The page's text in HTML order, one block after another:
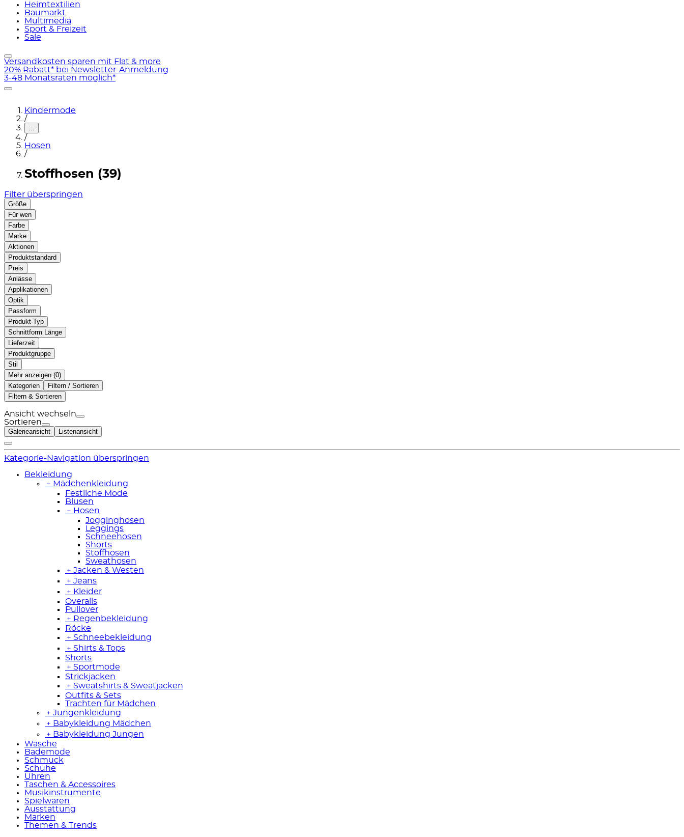
Heimtextilien
Baumarkt
Multimedia
Sport & Freizeit
Sale
Versandkosten sparen mit Flat & more
20% Rabatt* bei Newsletter-Anmeldung
3-48 Monatsraten möglich*
Kindermode
/
...
/
Hosen
/
Stoffhosen (39)
Filter überspringen
Größe
Für wen
Farbe
Marke
Aktionen
Produktstandard
Preis
Anlässe
Applikationen
Optik
Passform
Produkt-Typ
Schnittform Länge
Lieferzeit
Produktgruppe
Stil
Mehr anzeigen ( )
Kategorien
Filtern / Sortieren
Filtern & Sortieren
Ansicht wechseln
Sortieren
Galerieansicht Listenansicht
Kategorie-Navigation überspringen
Bekleidung
﹣ Mädchenkleidung
Festliche Mode
Blusen
﹣ Hosen
Jogginghosen
Leggings
Schneehosen
Shorts
Stoffhosen
Sweathosen
﹢ Jacken & Westen
﹢ Jeans
﹢ Kleider
Overalls
Pullover
﹢ Regenbekleidung
Röcke
﹢ Schneebekleidung
﹢ Shirts & Tops
Shorts
﹢ Sportmode
Strickjacken
﹢ Sweatshirts & Sweatjacken
Outfits & Sets
Trachten für Mädchen
﹢ Jungenkleidung
﹢ Babykleidung Mädchen
﹢ Babykleidung Jungen
Wäsche
Bademode
Schmuck
Schuhe
Uhren
Taschen & Accessoires
Musikinstrumente
Spielwaren
Ausstattung
Marken
Themen & Trends